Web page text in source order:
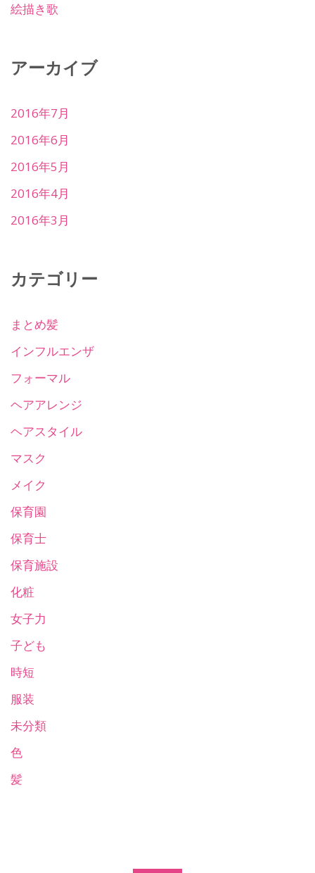
絵描き歌
アーカイブ
2016年7月
2016年6月
2016年5月
2016年4月
2016年3月
カテゴリー
まとめ髪
インフルエンザ
フォーマル
ヘアアレンジ
ヘアスタイル
マスク
メイク
保育園
保育士
保育施設
化粧
女子力
子ども
時短
服装
未分類
色
髪